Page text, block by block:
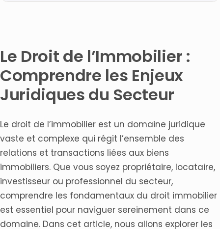
4. L’Émergence des PropTech
Le Droit Immobilier face aux Crises
1. La Transition Écologique
2. La Digitalisation du Secteur
3. L’Évolution des Modes d’Habitat
Foire Aux Questions
Quelles sont les principales règles et réglementations
du droit de l’immobilier en France ?
Comment débuter dans le domaine du droit de
l’immobilier pour les débutants ?
Quelles sont les normes et politiques essentielles à
connaître en droit de l’immobilier ?
Comment assurer la conformité avec le droit de
l’immobilier lors d’une transaction ?
Le Droit de l’Immobilier :
Comprendre les Enjeux
Juridiques du Secteur
Le droit de l’immobilier est un domaine juridique
vaste et complexe qui régit l’ensemble des
relations et transactions liées aux biens
immobiliers. Que vous soyez propriétaire, locataire,
investisseur ou professionnel du secteur,
comprendre les fondamentaux du droit immobilier
est essentiel pour naviguer sereinement dans ce
domaine. Dans cet article, nous allons explorer les